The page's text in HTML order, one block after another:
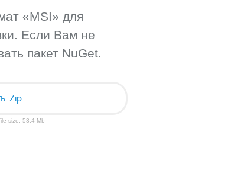
«MSI» для
Если Вам не
пакет NuGet.
.Zip
size: 53.4 Mb